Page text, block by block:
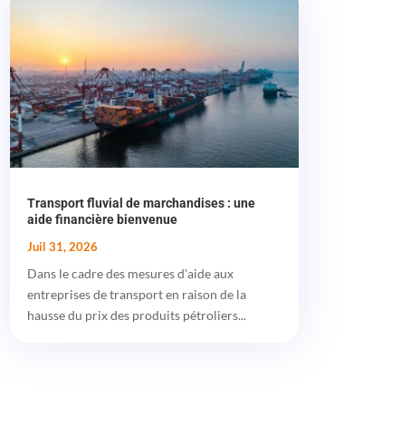
Transport fluvial de marchandises : une
aide financière bienvenue
Juil 31, 2026
Dans le cadre des mesures d'aide aux
entreprises de transport en raison de la
hausse du prix des produits pétroliers...